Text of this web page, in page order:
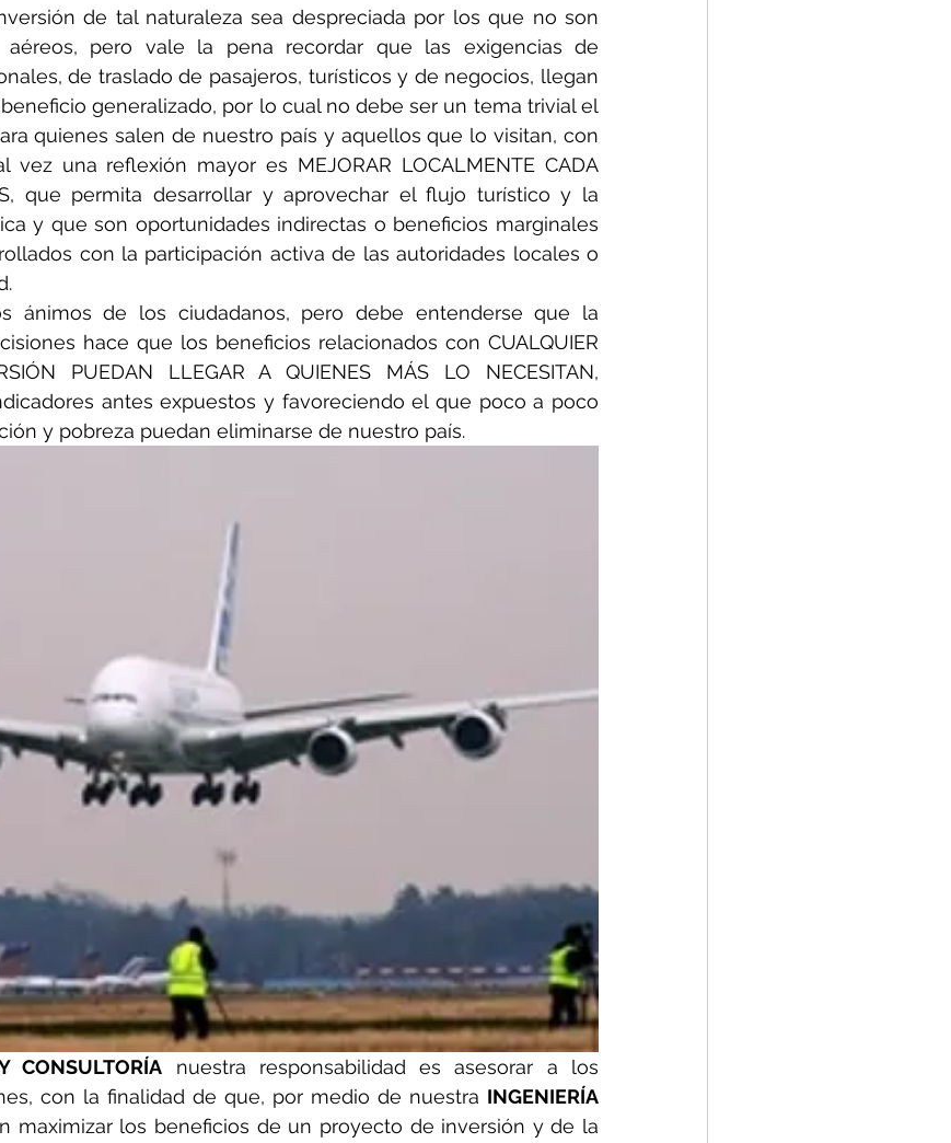
de tal naturaleza sea despreciada por los que no son
aéreos, pero vale la pena recordar que las exigencias de
de traslado de pasajeros, turísticos y de negocios, llegan
generalizado, por lo cual no debe ser un tema trivial el
quienes salen de nuestro país y aquellos que lo visitan, con
una reflexión mayor es MEJORAR LOCALMENTE CADA
que permita desarrollar y aprovechar el flujo turístico y la
y que son oportunidades indirectas o beneficios marginales
con la participación activa de las autoridades locales o
ánimos de los ciudadanos, pero debe entenderse que la
hace que los beneficios relacionados con CUALQUIER
PUEDAN LLEGAR A QUIENES MÁS LO NECESITAN,
antes expuestos y favoreciendo el que poco a poco
y pobreza puedan eliminarse de nuestro país.
CONSULTORÍA nuestra responsabilidad es asesorar a los
con la finalidad de que, por medio de nuestra INGENIERÍA
maximizar los beneficios de un proyecto de inversión y de la